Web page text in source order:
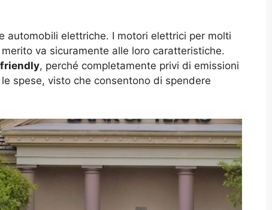
automobili elettriche. I motori elettrici per molti
va sicuramente alle loro caratteristiche.
, perché completamente privi di emissioni
spese, visto che consentono di spendere